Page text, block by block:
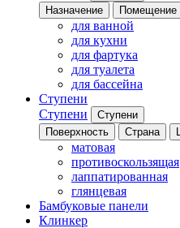
Назначение
Помещение
для ванной
для кухни
для фартука
для туалета
для бассейна
Ступени
Ступени
Ступени
Поверхность
Страна
матовая
противоскользящая
лаппатированная
глянцевая
Бамбуковые панели
Клинкер